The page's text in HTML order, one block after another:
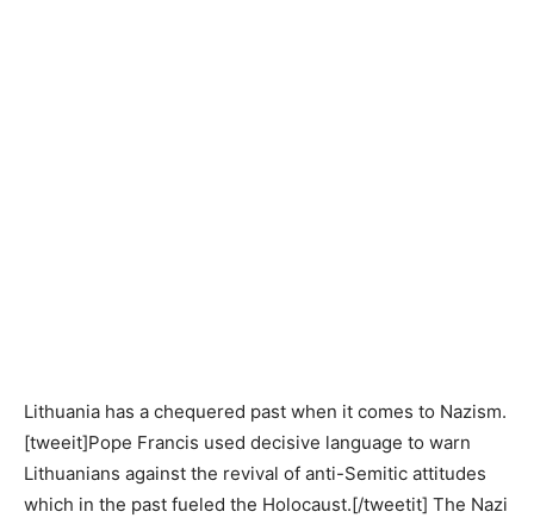
Lithuania has a chequered past when it comes to Nazism.
[tweeit]Pope Francis used decisive language to warn
Lithuanians against the revival of anti-Semitic attitudes
which in the past fueled the Holocaust.[/tweetit] The Nazi